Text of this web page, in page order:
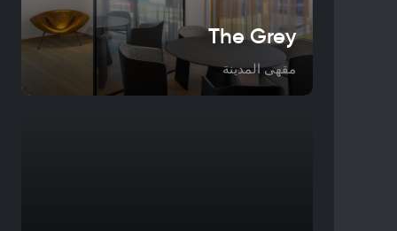
The Grey
مقهى المدينة